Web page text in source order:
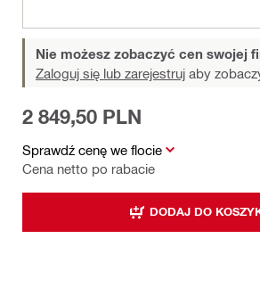
Nie możesz zobaczyć cen swojej
Zaloguj się lub zarejestruj aby
Sprawdź cenę we flocie
Cena netto po rabacie
2 849,50 PLN
DODAJ DO